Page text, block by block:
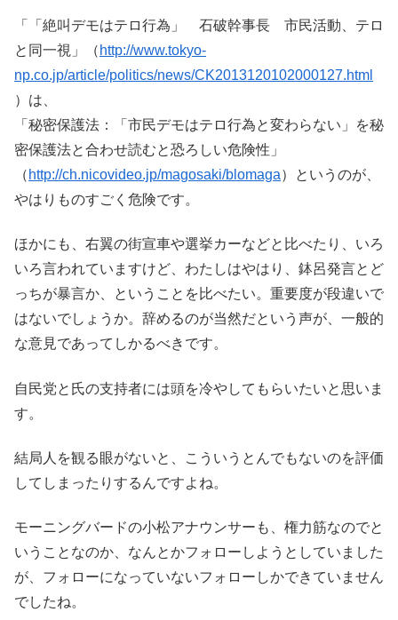
「「絶叫デモはテロ行為」 石破幹事長 市民活動、テロ
と同一視」（ http://www.tokyo-
np.co.jp/article/politics/news/CK2013120102000127.html
）は、
「秘密保護法：「市民デモはテロ行為と変わらない」を秘
密保護法と合わせ読むと恐ろしい危険性」
（ http://ch.nicovideo.jp/magosaki/blomaga）というのが、
やはりものすごく危険です。
ほかにも、右翼の街宣車や選挙カーなどと比べたり、いろ
いろ言われていますけど、わたしはやはり、鉢呂発言とど
っちが暴言か、ということを比べたい。重要度が段違いで
はないでしょうか。辞めるのが当然だという声が、一般的
な意見であってしかるべきです。
自民党と氏の支持者には頭を冷やしてもらいたいと思いま
す。
結局人を観る眼がないと、こういうとんでもないのを評価
してしまったりするんですよね。
モーニングバードの小松アナウンサーも、権力筋なのでと
いうことなのか、なんとかフォローしようとしていました
が、フォローになっていないフォローしかできていません
でしたね。